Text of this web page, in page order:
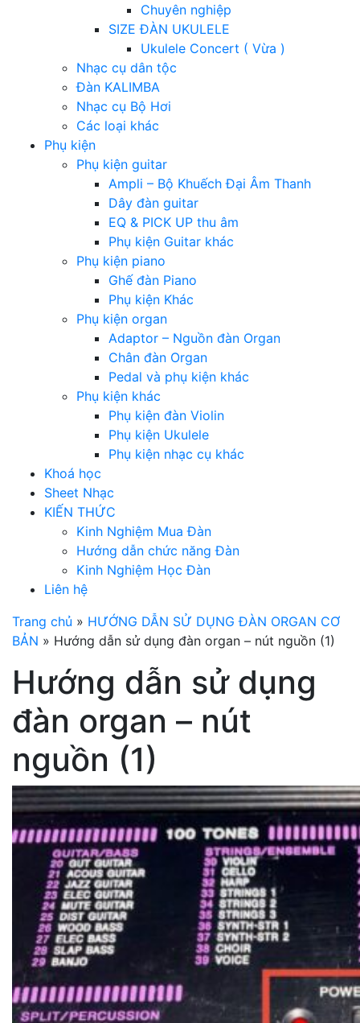
Chuyên nghiệp
SIZE ĐÀN UKULELE
Ukulele Concert ( Vừa )
Nhạc cụ dân tộc
Đàn KALIMBA
Nhạc cụ Bộ Hơi
Các loại khác
Phụ kiện
Phụ kiện guitar
Ampli – Bộ Khuếch Đại Âm Thanh
Dây đàn guitar
EQ & PICK UP thu âm
Phụ kiện Guitar khác
Phụ kiện piano
Ghế đàn Piano
Phụ kiện Khác
Phụ kiện organ
Adaptor – Nguồn đàn Organ
Chân đàn Organ
Pedal và phụ kiện khác
Phụ kiện khác
Phụ kiện đàn Violin
Phụ kiện Ukulele
Phụ kiện nhạc cụ khác
Khoá học
Sheet Nhạc
KIẾN THỨC
Kinh Nghiệm Mua Đàn
Hướng dẫn chức năng Đàn
Kinh Nghiệm Học Đàn
Liên hệ
Trang chủ » HƯỚNG DẪN SỬ DỤNG ĐÀN ORGAN CƠ
BẢN » Hướng dẫn sử dụng đàn organ – nút nguồn (1)
Hướng dẫn sử dụng
đàn organ – nút
nguồn (1)